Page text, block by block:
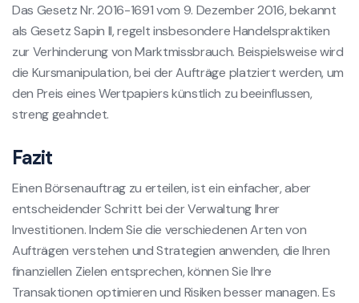
Das Gesetz Nr. 2016-1691 vom 9. Dezember 2016, bekannt
als Gesetz Sapin II, regelt insbesondere Handelspraktiken
zur Verhinderung von Marktmissbrauch. Beispielsweise wird
die Kursmanipulation, bei der Aufträge platziert werden, um
den Preis eines Wertpapiers künstlich zu beeinflussen,
streng geahndet.
Fazit
Einen Börsenauftrag zu erteilen, ist ein einfacher, aber
entscheidender Schritt bei der Verwaltung Ihrer
Investitionen. Indem Sie die verschiedenen Arten von
Aufträgen verstehen und Strategien anwenden, die Ihren
finanziellen Zielen entsprechen, können Sie Ihre
Transaktionen optimieren und Risiken besser managen. Es